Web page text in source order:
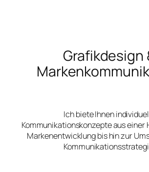
Grafikdesign
Ich biete Ihnen
Kommunikationskonzepte aus einer
Markenentwicklung bis hin zur